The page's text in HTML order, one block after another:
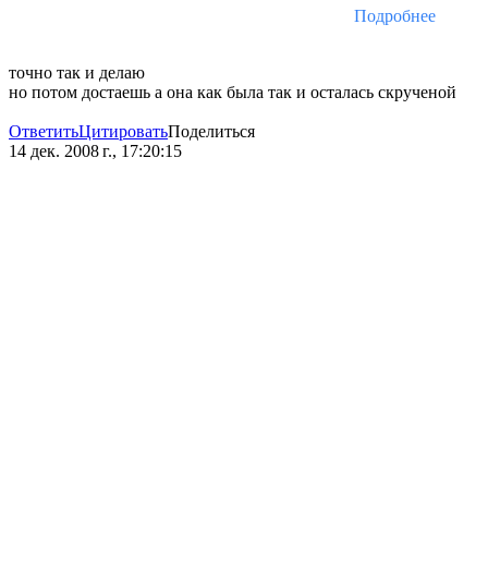
Подробнее
точно так и делаю
но потом достаешь а она как была так и осталась скрученой
ОтветитьЦитироватьПоделиться
14 дек. 2008 г., 17:20:15